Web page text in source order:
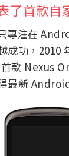
了首款自
專注在
成功，2010
款 Nexus
最新